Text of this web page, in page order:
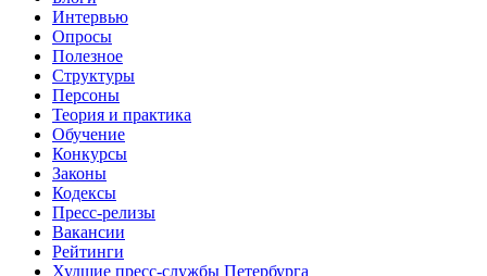
Интервью
Опросы
Полезное
Структуры
Персоны
Теория и практика
Обучение
Конкурсы
Законы
Кодексы
Пресс-релизы
Вакансии
Рейтинги
Худшие пресс-службы Петербурга